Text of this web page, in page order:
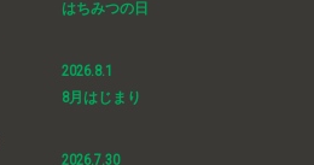
はちみつの日
2026.8.1
8月はじまり
2026.7.30